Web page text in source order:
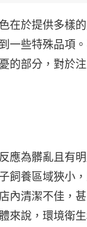
在於提供多樣
一些特殊品項
的部分，對於
應為髒亂且有
飼養區域狹小
內清潔不佳，
來說，環境衛